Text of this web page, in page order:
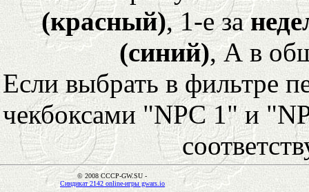
(красный), 1-е за
(синий), А в
Если выбрать в фильтре
чекбоксами "NPC 1" и
© 2008 CCCP-GW.SU -
Синдикат 2142 online-игры gwars.io